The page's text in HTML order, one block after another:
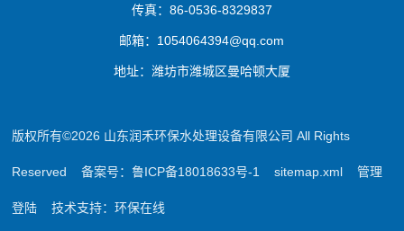
传真：86-0536-8329837
邮箱：1054064394@qq.com
地址：潍坊市潍城区曼哈顿大厦
版权所有©2026 山东润禾环保水处理设备有限公司 All Rights
Reserved备案号：鲁ICP备18018633号-1 sitemap.xml 管理
登陆 技术支持：环保在线